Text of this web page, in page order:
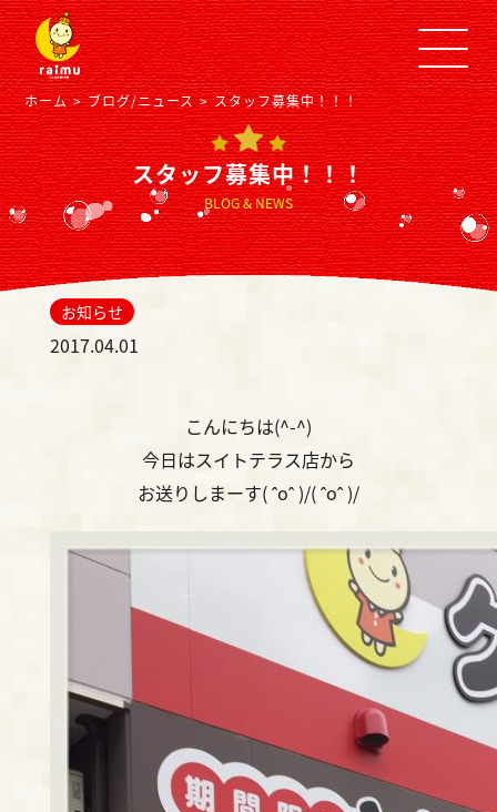
ホーム ブログ/ニュース スタッフ募集中！！！
スタッフ募集中！！！
BLOG & NEWS
お知らせ
2017.04.01
こんにちは(^-^)
今日はスイトテラス店から
お送りしまーす( ˆoˆ )/( ˆoˆ )/